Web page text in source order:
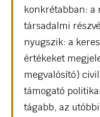
konkrétabban: a
társadalmi
nyugszik: a
értékeket
megvalósító)
támogató
tágabb, az